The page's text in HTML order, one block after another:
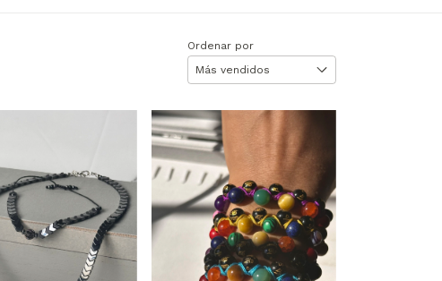
Ordenar por